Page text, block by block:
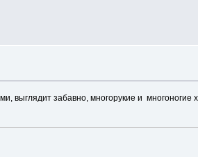
выглядит забавно, многорукие и многоногие